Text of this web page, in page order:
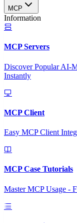
MCP
Information
MCP Servers
Discover Popular AI-
Instantly
MCP Client
Easy MCP Client
MCP Case Tutorials
Master MCP Usage -